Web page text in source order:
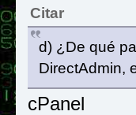
Citar
d) ¿De qué
DirectAdmin,
cPanel